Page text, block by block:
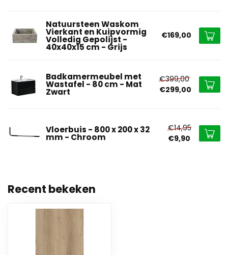
Natuursteen Waskom
Vierkant en Kuipvormig
Volledig Gepolijst -
40x40x15 cm - Grijs
€169,00
Badkamermeubel met
Wastafel - 80 cm - Mat
Zwart
€399,00
€299,00
Vloerbuis - 800 x 200 x 32
mm - Chroom
€14,95
€9,90
Recent bekeken